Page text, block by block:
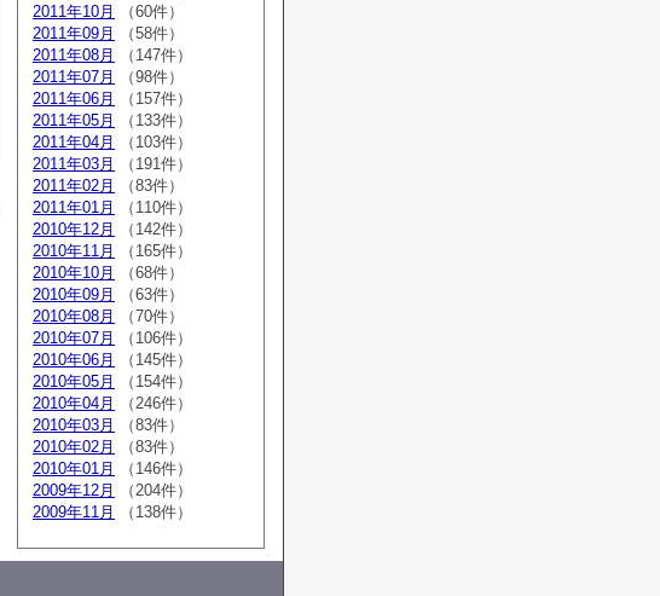
2011年10月
（60件）
2011年09月
（58件）
2011年08月
（147件）
2011年07月
（98件）
2011年06月
（157件）
2011年05月
（133件）
2011年04月
（103件）
2011年03月
（191件）
2011年02月
（83件）
2011年01月
（110件）
2010年12月
（142件）
2010年11月
（165件）
2010年10月
（68件）
2010年09月
（63件）
2010年08月
（70件）
2010年07月
（106件）
2010年06月
（145件）
2010年05月
（154件）
2010年04月
（246件）
2010年03月
（83件）
2010年02月
（83件）
2010年01月
（146件）
2009年12月
（204件）
2009年11月
（138件）